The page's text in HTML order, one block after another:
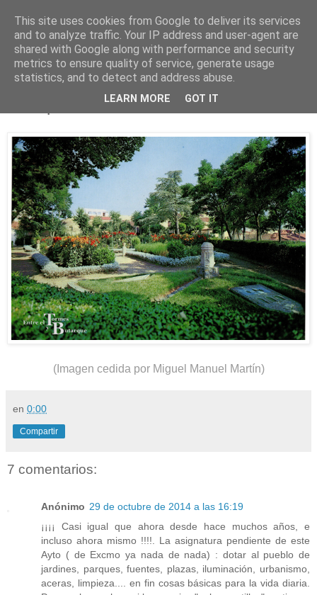
El Espolón: Año 1973
(Imagen cedida por Miguel Manuel Martín)
en 0:00
Compartir
7 comentarios:
Anónimo 29 de octubre de 2014 a las 16:19
¡¡¡¡ Casi igual que ahora desde hace muchos años, e
incluso ahora mismo !!!!. La asignatura pendiente de este
Ayto ( de Excmo ya nada de nada) : dotar al pueblo de
jardines, parques, fuentes, plazas, iluminación, urbanismo,
aceras, limpieza.... en fin cosas básicas para la vida diaria.
This site uses cookies from Google to deliver its services
and to analyze traffic. Your IP address and user-agent are
shared with Google along with performance and security
metrics to ensure quality of service, generate usage
statistics, and to detect and address abuse.
LEARN MORE GOT IT